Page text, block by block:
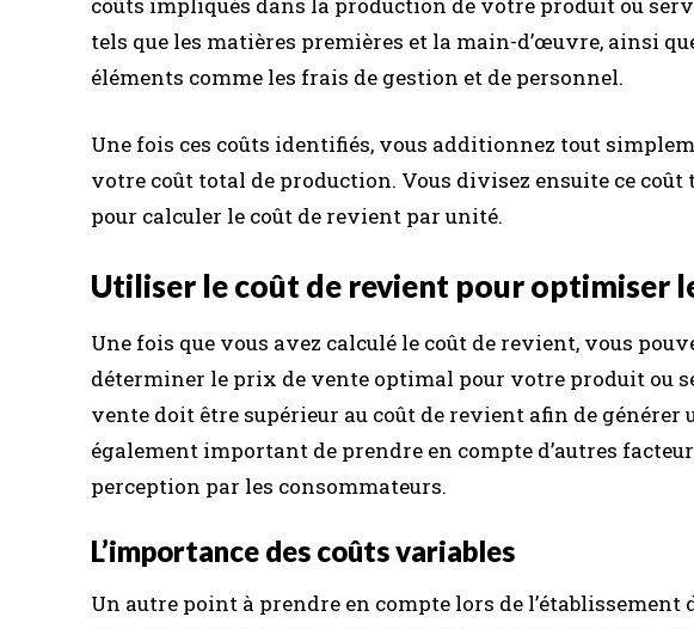
tels que les matières premières et la main-d’œuvre, ainsi
éléments comme les frais de gestion et de personnel.
Une fois ces coûts identifiés, vous additionnez tout
votre coût total de production. Vous divisez ensuite ce
pour calculer le coût de revient par unité.
Utiliser le coût de revient pour optimiser
Une fois que vous avez calculé le coût de revient, vous
déterminer le prix de vente optimal pour votre produit ou
vente doit être supérieur au coût de revient afin de générer
également important de prendre en compte d’autres
perception par les consommateurs.
L’importance des coûts variables
Un autre point à prendre en compte lors de l’établissement